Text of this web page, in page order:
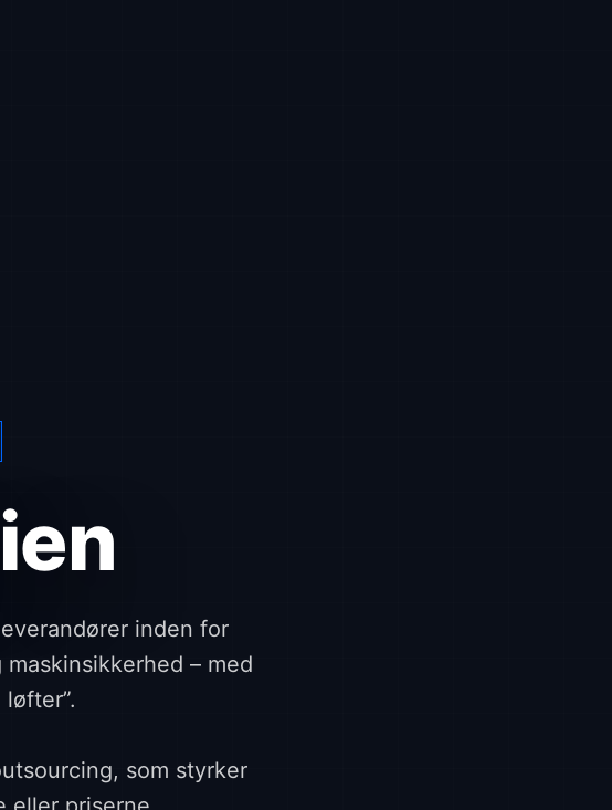
inden for
– med
som styrker